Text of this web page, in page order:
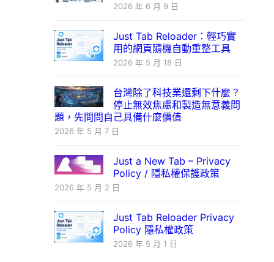
2026 年 6 月 9 日
Just Tab Reloader：輕巧實
用的網頁隨機自動重整工具
2026 年 5 月 18 日
台灣除了科技業還剩下什麼？
停止無效焦慮和製造無意義問
題，先問問自己具備什麼價值
2026 年 5 月 7 日
Just a New Tab – Privacy
Policy / 隱私權保護政策
2026 年 5 月 2 日
Just Tab Reloader Privacy
Policy 隱私權政策
2026 年 5 月 1 日